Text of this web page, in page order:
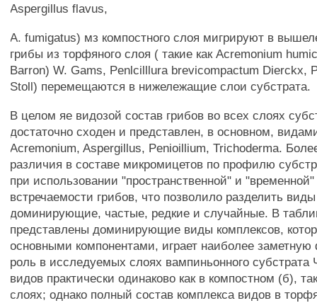
Aspergillus flavus,
A. fumigatus) мз компостного слоя мигрируют в
грибы из торфяного слоя ( такие как Acremonium
Barron) W. Gams, Penlcilllura brevicompactum Dierckx,
Stoll) перемещаются в нижележащие слои субстрата.
В целом яе видозой состав грибов во всех слоях
достаточно сходен и представлен, в основном,
Acremonium, Aspergillus, Penioillium, Trichoderma.
различия в составе микромицетов по профилю
при использовании "пространственной" и
встречаемости грибов, что позволило разделить
доминирующие, частые, редкие и случайные. В
представлены доминирующие виды комплексов,
основными компонентами, играет наиболее
роль в исследуемых слоях вампиньонного субстрата
видов практически одинаково как в компостном (б),
слоях; однако полный состав комплекса видов в